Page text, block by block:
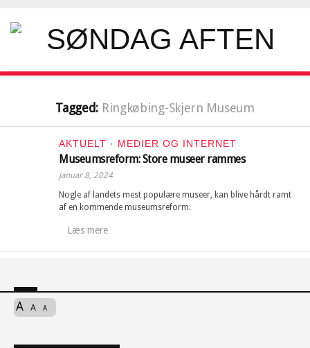
Tagged: Ringkøbing-Skjern Museum
AKTUELT · MEDIER OG INTERNET
Museumsreform: Store museer rammes
januar 8, 2024
Nogle af landets mest populære museer, kan blive hårdt ramt
af en kommende museumsreform.
Læs mere
A A A